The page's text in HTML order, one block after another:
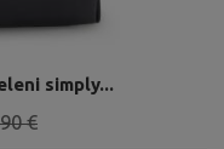
simply...
€